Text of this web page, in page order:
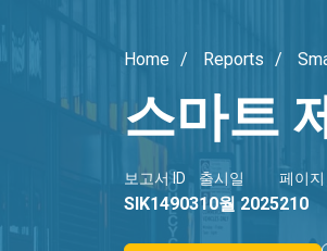
Home Reports
스마트
보고서 ID
SIK14903
출시일
10월 2025
페이지
210